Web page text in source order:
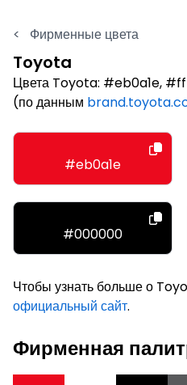
< Фирменные цвета
Toyota
Цвета Toyota: #eb0a1e,
(по данным
#eb0a1e
#000000
Чтобы узнать больше о
официальный сайт.
Фирменная